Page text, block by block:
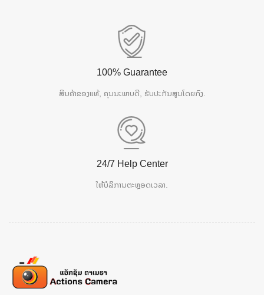
100% Guarantee
ສິນຄ້າຂອງແທ້, ຄຸນນະພາບດີ, ຮັບປະກັນສູນໂດຍກົງ.
24/7 Help Center
ໃຫ້ບໍລິການຕະຫຼອດເວລາ.